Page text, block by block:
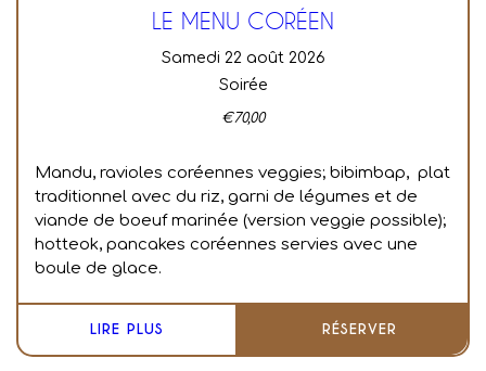
LE MENU CORÉEN
samedi 22 août 2026
Soirée
€70,00
Mandu, ravioles coréennes veggies; bibimbap, plat
traditionnel avec du riz, garni de légumes et de
viande de boeuf marinée (version veggie possible);
hotteok, pancakes coréennes servies avec une
boule de glace.
LIRE PLUS RÉSERVER